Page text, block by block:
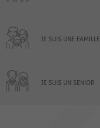
JE SUIS UNE FAMILLE
JE SUIS UN SENIOR